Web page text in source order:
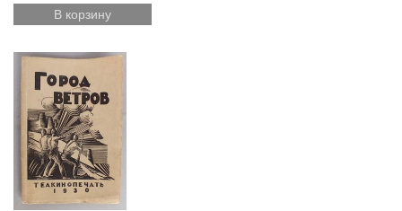
В корзину